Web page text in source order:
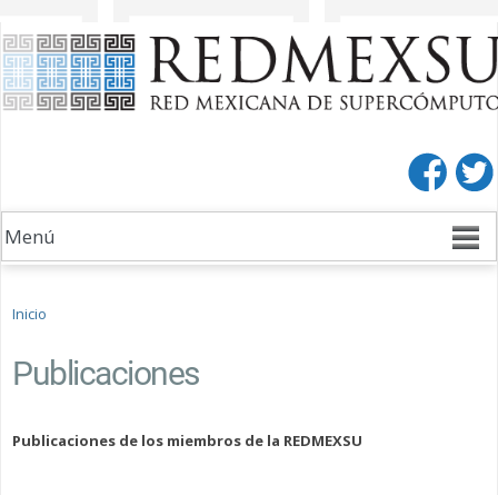
Pasar al
contenido
principal
Pasar a
la barra
lateral
derecha
Se encuentra usted aquí
Inicio
Publicaciones
Publicaciones de los miembros de la REDMEXSU